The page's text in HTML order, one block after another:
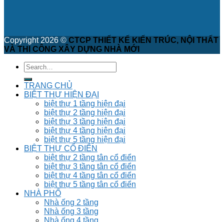
Copyright 2026 © CTCP THIẾT KẾ KIẾN TRÚC, NỘI THẤT
VÀ THI CÔNG XÂY DỰNG NHÀ MỚI
TRANG CHỦ
BIỆT THỰ HIỆN ĐẠI
biệt thự 1 tầng hiện đại
biệt thự 2 tầng hiện đại
biệt thự 3 tầng hiện đại
biệt thự 4 tầng hiện đại
biệt thự 5 tầng hiện đại
BIỆT THỰ CỔ ĐIỂN
biệt thự 2 tầng tân cổ điển
biệt thự 3 tầng tân cổ điển
biệt thự 4 tầng tân cổ điển
biệt thự 5 tầng tân cổ điển
NHÀ PHỐ
Nhà ống 2 tầng
Nhà ống 3 tầng